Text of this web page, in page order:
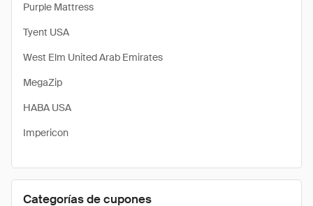
Purple Mattress
Tyent USA
West Elm United Arab Emirates
MegaZip
HABA USA
Impericon
Categorías de cupones